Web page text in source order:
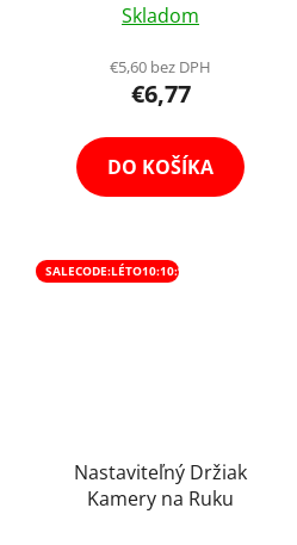
Skladom
€5,60 bez DPH
€6,77
DO KOŠÍKA
SALECODE:LÉTO10:10:%
Nastaviteľný Držiak
Kamery na Ruku